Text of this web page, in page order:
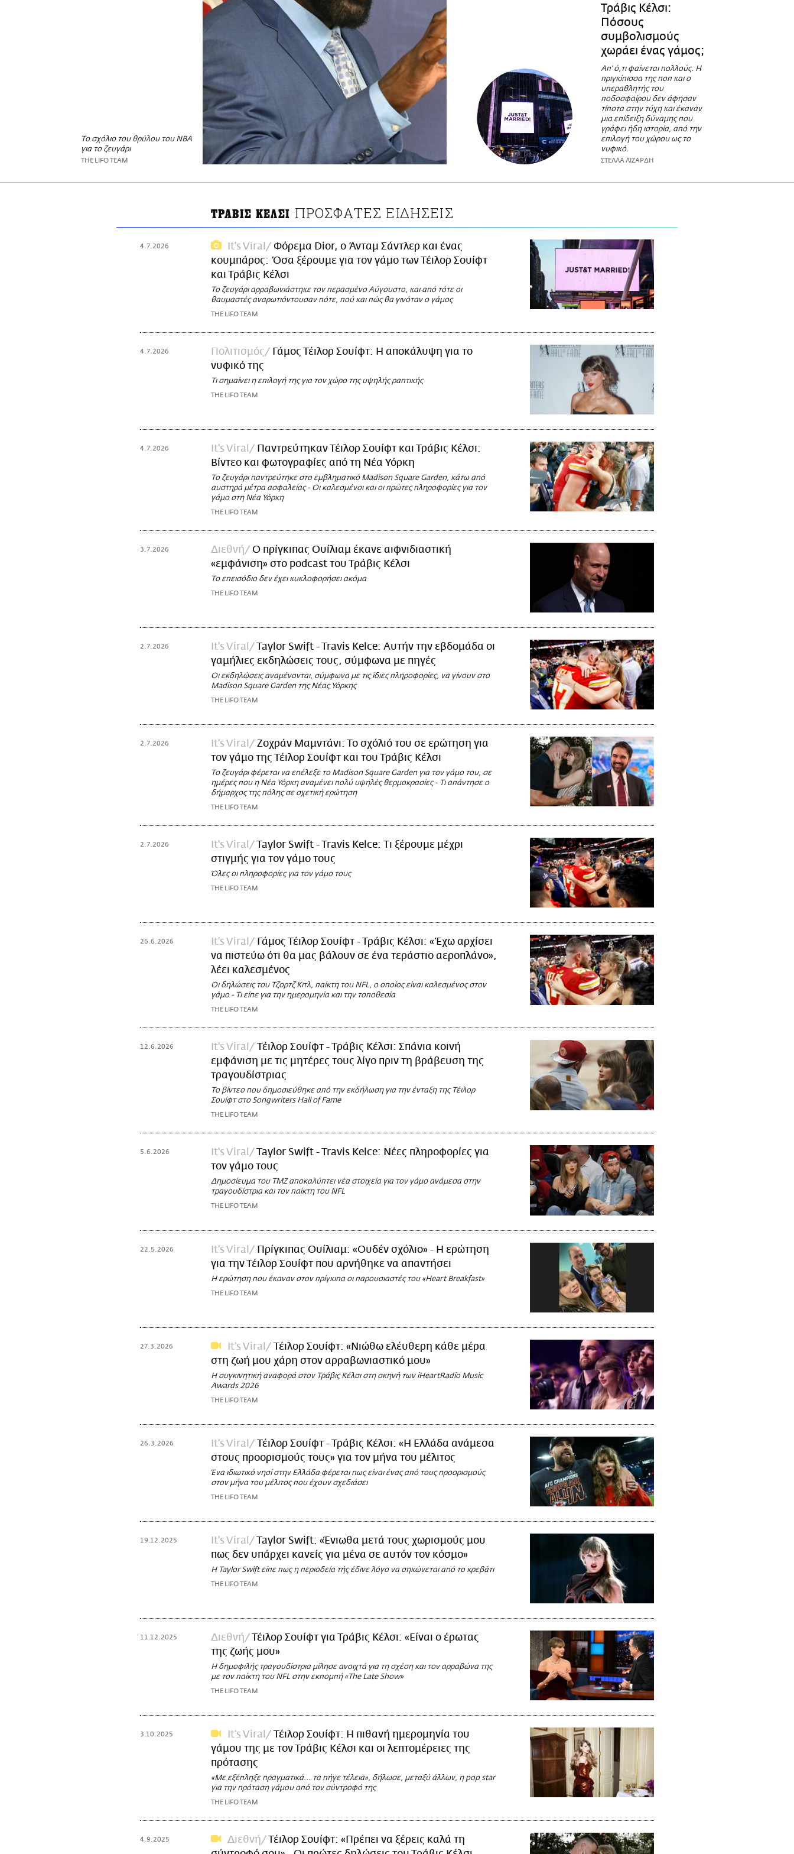
Το σχόλιο του θρύλου του NBA
για το ζευγάρι
THE LIFO TEAM
Τράβις Κέλσι:
Πόσους
συμβολισμούς
χωράει ένας γάμος;
Απ' ό,τι φαίνεται πολλούς. Η
πριγκίπισσα της ποπ και ο
υπεραθλητής του
ποδοσφαίρου δεν άφησαν
τίποτα στην τύχη και έκαναν
μια επίδειξη δύναμης που
γράφει ήδη ιστορία, από την
επιλογή του χώρου ως το
νυφικό.
ΣΤΕΛΛΑ ΛΙΖΑΡΔΗ
ΤΡΑΒΙΣ ΚΕΛΣΙ ΠΡΟΣΦΑΤΕΣ ΕΙΔΗΣΕΙΣ
4.7.2026 It's Viral
Φόρεμα Dior, ο Άνταμ Σάντλερ και ένας
κουμπάρος: Όσα ξέρουμε για τον γάμο των Τέιλορ Σουίφτ
και Τράβις Κέλσι
Το ζευγάρι αρραβωνιάστηκε τον περασμένο Αύγουστο, και από τότε οι
θαυμαστές αναρωτιόντουσαν πότε, πού και πώς θα γινόταν ο γάμος
THE LIFO TEAM
4.7.2026 Πολιτισμός
Γάμος Τέιλορ Σουίφτ: Η αποκάλυψη για το
νυφικό της
Τι σημαίνει η επιλογή της για τον χώρο της υψηλής ραπτικής
THE LIFO TEAM
4.7.2026 It's Viral
Παντρεύτηκαν Τέιλορ Σουίφτ και Τράβις Κέλσι:
Βίντεο και φωτογραφίες από τη Νέα Υόρκη
Το ζευγάρι παντρεύτηκε στο εμβληματικό Madison Square Garden, κάτω από
αυστηρά μέτρα ασφαλείας - Οι καλεσμένοι και οι πρώτες πληροφορίες για τον
γάμο στη Νέα Υόρκη
THE LIFO TEAM
3.7.2026 Διεθνή
Ο πρίγκιπας Ουίλιαμ έκανε αιφνιδιαστική
«εμφάνιση» στο podcast του Τράβις Κέλσι
Το επεισόδιο δεν έχει κυκλοφορήσει ακόμα
THE LIFO TEAM
2.7.2026 It's Viral
Taylor Swift - Travis Kelce: Αυτήν την εβδομάδα οι
γαμήλιες εκδηλώσεις τους, σύμφωνα με πηγές
Οι εκδηλώσεις αναμένονται, σύμφωνα με τις ίδιες πληροφορίες, να γίνουν στο
Madison Square Garden της Νέας Υόρκης
THE LIFO TEAM
2.7.2026 It's Viral
Ζοχράν Μαμντάνι: Το σχόλιό του σε ερώτηση για
τον γάμο της Τέιλορ Σουίφτ και του Τράβις Κέλσι
Το ζευγάρι φέρεται να επέλεξε το Madison Square Garden για τον γάμο του, σε
ημέρες που η Νέα Υόρκη αναμένει πολύ υψηλές θερμοκρασίες - Τι απάντησε ο
δήμαρχος της πόλης σε σχετική ερώτηση
THE LIFO TEAM
2.7.2026 It's Viral
Taylor Swift - Travis Kelce: Τι ξέρουμε μέχρι
στιγμής για τον γάμο τους
Όλες οι πληροφορίες για τον γάμο τους
THE LIFO TEAM
26.6.2026 It's Viral
Γάμος Τέιλορ Σουίφτ - Τράβις Κέλσι: «Έχω αρχίσει
να πιστεύω ότι θα μας βάλουν σε ένα τεράστιο αεροπλάνο»,
λέει καλεσμένος
Οι δηλώσεις του Τζορτζ Κιτλ, παίκτη του NFL, ο οποίος είναι καλεσμένος στον
γάμο - Τι είπε για την ημερομηνία και την τοποθεσία
THE LIFO TEAM
12.6.2026 It's Viral
Τέιλορ Σουίφτ - Τράβις Κέλσι: Σπάνια κοινή
εμφάνιση με τις μητέρες τους λίγο πριν τη βράβευση της
τραγουδίστριας
Το βίντεο που δημοσιεύθηκε από την εκδήλωση για την ένταξη της Τέιλορ
Σουίφτ στο Songwriters Hall of Fame
THE LIFO TEAM
5.6.2026 It's Viral
Taylor Swift - Travis Kelce: Νέες πληροφορίες για
τον γάμο τους
Δημοσίευμα του TMZ αποκαλύπτει νέα στοιχεία για τον γάμο ανάμεσα στην
τραγουδίστρια και τον παίκτη του NFL
THE LIFO TEAM
22.5.2026 It's Viral
Πρίγκιπας Ουίλιαμ: «Ουδέν σχόλιο» - Η ερώτηση
για την Τέιλορ Σουίφτ που αρνήθηκε να απαντήσει
Η ερώτηση που έκαναν στον πρίγκιπα οι παρουσιαστές του «Heart Breakfast»
THE LIFO TEAM
27.3.2026 It's Viral
Τέιλορ Σουίφτ: «Νιώθω ελέυθερη κάθε μέρα
στη ζωή μου χάρη στον αρραβωνιαστικό μου»
Η συγκινητική αναφορά στον Τράβις Κέλσι στη σκηνή των iHeartRadio Music
Awards 2026
THE LIFO TEAM
26.3.2026 It's Viral
Τέιλορ Σουίφτ - Τράβις Κέλσι: «Η Ελλάδα ανάμεσα
στους προορισμούς τους» για τον μήνα του μέλιτος
Ένα ιδιωτικό νησί στην Ελλάδα φέρεται πως είναι ένας από τους προορισμούς
στον μήνα του μέλιτος που έχουν σχεδιάσει
THE LIFO TEAM
19.12.2025 It's Viral
Taylor Swift: «Ένιωθα μετά τους χωρισμούς μου
πως δεν υπάρχει κανείς για μένα σε αυτόν τον κόσμο»
Η Taylor Swift είπε πως η περιοδεία τής έδινε λόγο να σηκώνεται από το κρεβάτι
THE LIFO TEAM
11.12.2025 Διεθνή
Τέιλορ Σουίφτ για Τράβις Κέλσι: «Είναι ο έρωτας
της ζωής μου»
Η δημοφιλής τραγουδίστρια μίλησε ανοιχτά για τη σχέση και τον αρραβώνα της
με τον παίκτη του NFL στην εκπομπή «The Late Show»
THE LIFO TEAM
3.10.2025 It's Viral
Τέιλορ Σουίφτ: Η πιθανή ημερομηνία του
γάμου της με τον Τράβις Κέλσι και οι λεπτομέρειες της
πρότασης
«Με εξέπληξε πραγματικά... τα πήγε τέλεια», δήλωσε, μεταξύ άλλων, η pop star
για την πρόταση γάμου από τον σύντροφό της
THE LIFO TEAM
4.9.2025 Διεθνή
Τέιλορ Σουίφτ: «Πρέπει να ξέρεις καλά τη